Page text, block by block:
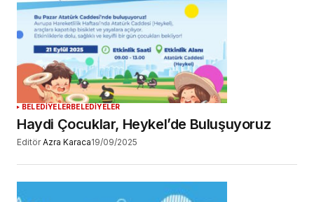
BELEDİYELERBELEDİYELER
Haydi Çocuklar, Heykel’de Buluşuyoruz
Editör Azra Karaca19/09/2025